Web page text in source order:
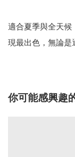
適合夏季與全天候
現最出色，無論是
你可能感興趣